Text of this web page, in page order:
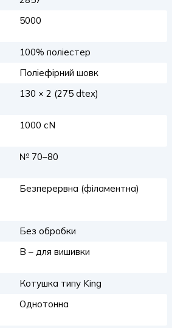
5000
100% поліестер
Поліефірний шовк
130 × 2 (275 dtex)
1000 сN
№ 70–80
Безперервна (філаментна)
Без обробки
B – для вишивки
Котушка типу King
Однотонна